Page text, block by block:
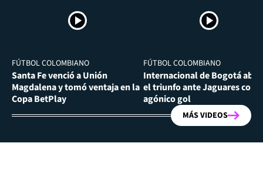
FÚTBOL COLOMBIANO
Santa Fe venció a Unión
Magdalena y tomó ventaja en la
Copa BetPlay
FÚTBOL COLOMBIANO
Internacional de Bogotá
el triunfo ante Jaguares con
agónico gol
MÁS VIDEOS